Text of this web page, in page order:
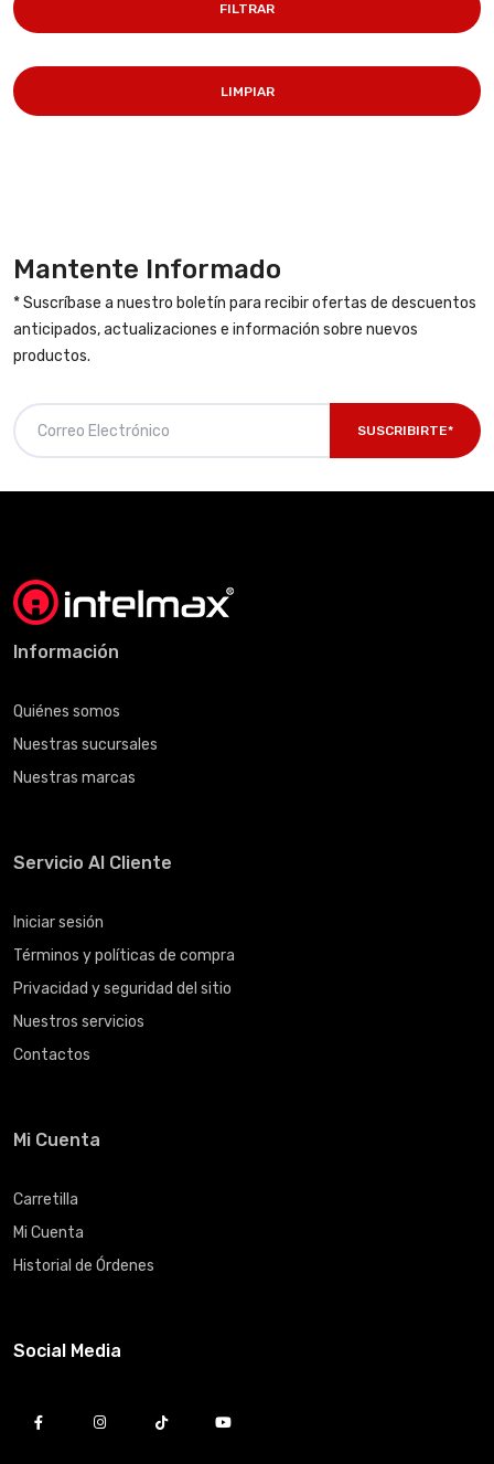
FILTRAR
LIMPIAR
Mantente Informado
* Suscríbase a nuestro boletín para recibir ofertas de descuentos
anticipados, actualizaciones e información sobre nuevos
productos.
SUSCRIBIRTE*
Información
Quiénes somos
Nuestras sucursales
Nuestras marcas
Servicio Al Cliente
Iniciar sesión
Términos y políticas de compra
Privacidad y seguridad del sitio
Nuestros servicios
Contactos
Mi Cuenta
Carretilla
Mi Cuenta
Historial de Órdenes
Social Media